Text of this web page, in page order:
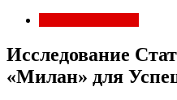
Исследование
«Милан» для